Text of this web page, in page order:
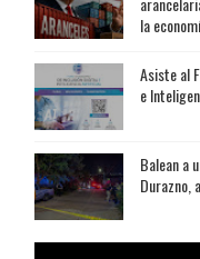
la
Asiste al
e
Balean a
Durazno,